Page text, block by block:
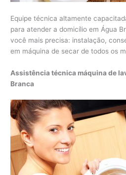
Equipe técnica altamente
para atender a domicílio em Água
você mais precisa: instalação,
em máquina de secar de todos os
Assistência técnica máquina de
Branca